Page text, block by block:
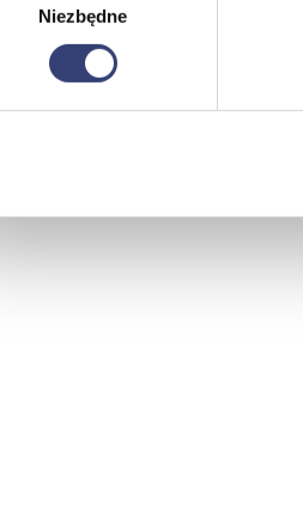
Niezbędne